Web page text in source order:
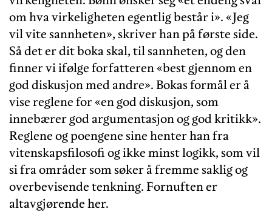
om hva virkeligheten egentlig består i». «Jeg
vil vite sannheten», skriver han på første side.
Så det er dit boka skal, til sannheten, og den
finner vi ifølge forfatteren «best gjennom en
god diskusjon med andre». Bokas formål er å
vise reglene for «en god diskusjon, som
innebærer god argumentasjon og god kritikk».
Reglene og poengene sine henter han fra
vitenskapsfilosofi og ikke minst logikk, som vil
si fra områder som søker å fremme saklig og
overbevisende tenkning. Fornuften er
altavgjørende her.